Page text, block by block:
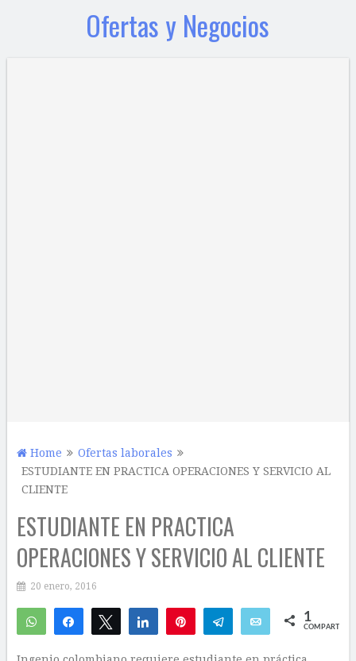
Ofertas y Negocios
Home
Ofertas laborales
ESTUDIANTE EN PRACTICA OPERACIONES Y SERVICIO AL
CLIENTE
ESTUDIANTE EN PRACTICA
OPERACIONES Y SERVICIO AL CLIENTE
20 enero, 2016
WhatsAppCompartirTwittear Compartir Telegram Email 1
COMPARTIR